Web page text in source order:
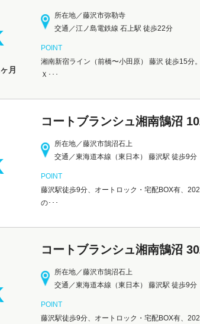
所在地／藤沢市弥勒寺
交通／江ノ島電鉄線 石上駅 徒歩22分
月
POINT
湘南新宿ライン（前橋〜小田原） 藤沢 徒歩15分
Ｘ･･･
コートブランシュ湘南鵠沼
所在地／藤沢市鵠沼石上
交通／東海道本線（東日本） 藤沢駅 徒歩9分
POINT
藤沢駅徒歩9分、オートロック・宅配BOX有、
の･･･
コートブランシュ湘南鵠沼
所在地／藤沢市鵠沼石上
交通／東海道本線（東日本） 藤沢駅 徒歩9分
POINT
藤沢駅徒歩9分、オートロック・宅配BOX有、